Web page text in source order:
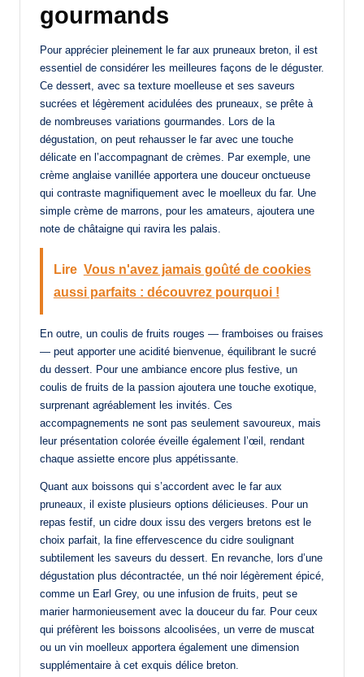
gourmands
Pour apprécier pleinement le far aux pruneaux breton, il est
essentiel de considérer les meilleures façons de le déguster.
Ce dessert, avec sa texture moelleuse et ses saveurs
sucrées et légèrement acidulées des pruneaux, se prête à
de nombreuses variations gourmandes. Lors de la
dégustation, on peut rehausser le far avec une touche
délicate en l’accompagnant de crèmes. Par exemple, une
crème anglaise vanillée apportera une douceur onctueuse
qui contraste magnifiquement avec le moelleux du far. Une
simple crème de marrons, pour les amateurs, ajoutera une
note de châtaigne qui ravira les palais.
Lire Vous n'avez jamais goûté de cookies
aussi parfaits : découvrez pourquoi !
En outre, un coulis de fruits rouges — framboises ou fraises
— peut apporter une acidité bienvenue, équilibrant le sucré
du dessert. Pour une ambiance encore plus festive, un
coulis de fruits de la passion ajoutera une touche exotique,
surprenant agréablement les invités. Ces
accompagnements ne sont pas seulement savoureux, mais
leur présentation colorée éveille également l’œil, rendant
chaque assiette encore plus appétissante.
Quant aux boissons qui s’accordent avec le far aux
pruneaux, il existe plusieurs options délicieuses. Pour un
repas festif, un cidre doux issu des vergers bretons est le
choix parfait, la fine effervescence du cidre soulignant
subtilement les saveurs du dessert. En revanche, lors d’une
dégustation plus décontractée, un thé noir légèrement épicé,
comme un Earl Grey, ou une infusion de fruits, peut se
marier harmonieusement avec la douceur du far. Pour ceux
qui préfèrent les boissons alcoolisées, un verre de muscat
ou un vin moelleux apportera également une dimension
supplémentaire à cet exquis délice breton.